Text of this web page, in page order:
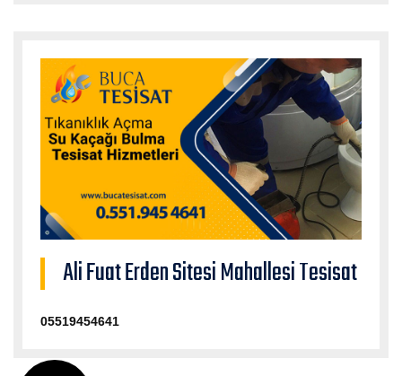
Ali Fuat Erden Sitesi Mahallesi Tesisat
05519454641